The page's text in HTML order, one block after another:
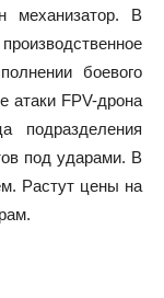
механизатор. В
боевого
атаки FPV-дрона
подразделения
под ударами. В
Растут цены на